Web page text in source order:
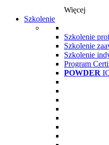
Więcej
Szkolenie
Szkolenie
Szkolenie
Szkolenie
Program
POWDER